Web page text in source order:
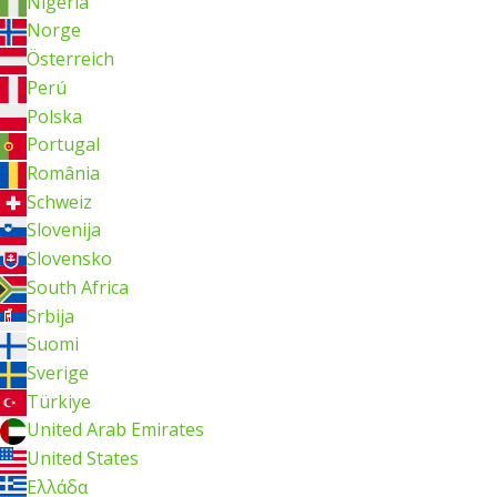
Norge
Österreich
Perú
Polska
Portugal
România
Schweiz
Slovenija
Slovensko
South Africa
Srbija
Suomi
Sverige
Türkiye
United Arab Emirates
United States
Ελλάδα